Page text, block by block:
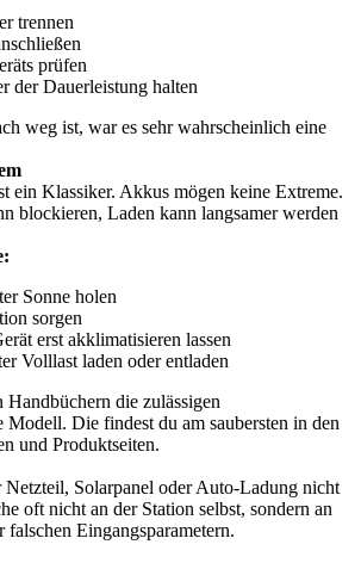
trennen
prüfen
der Dauerleistung halten
weg ist, war es sehr wahrscheinlich eine
ein Klassiker. Akkus mögen keine Extreme.
blockieren, Laden kann langsamer werden
Sonne holen
sorgen
erst akklimatisieren lassen
Volllast laden oder entladen
die zulässigen
Modell. Die findest du am saubersten in den
und Produktseiten.
Netzteil, Solarpanel oder Auto-Ladung nicht
oft nicht an der Station selbst, sondern an
Eingangsparametern.